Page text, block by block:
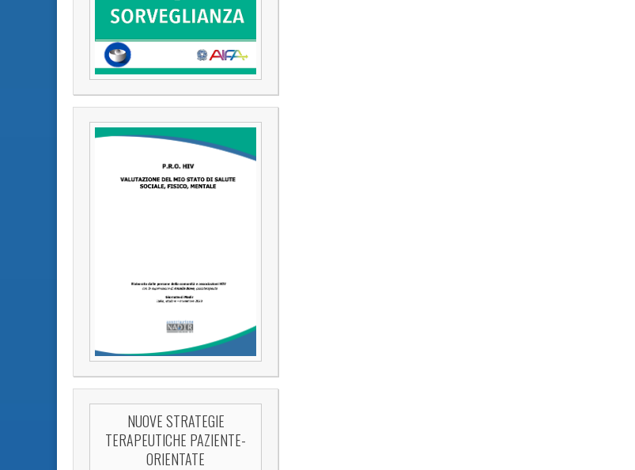
NUOVE STRATEGIE
TERAPEUTICHE PAZIENTE-
ORIENTATE